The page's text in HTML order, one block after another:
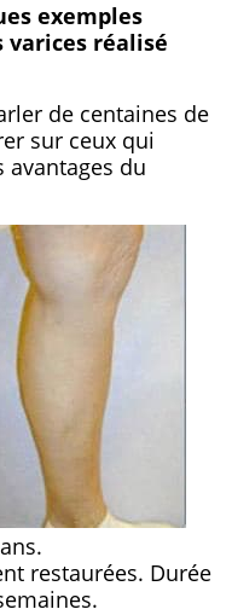
exemples
réalisé
de centaines de
sur ceux qui
du
restaurées. Durée